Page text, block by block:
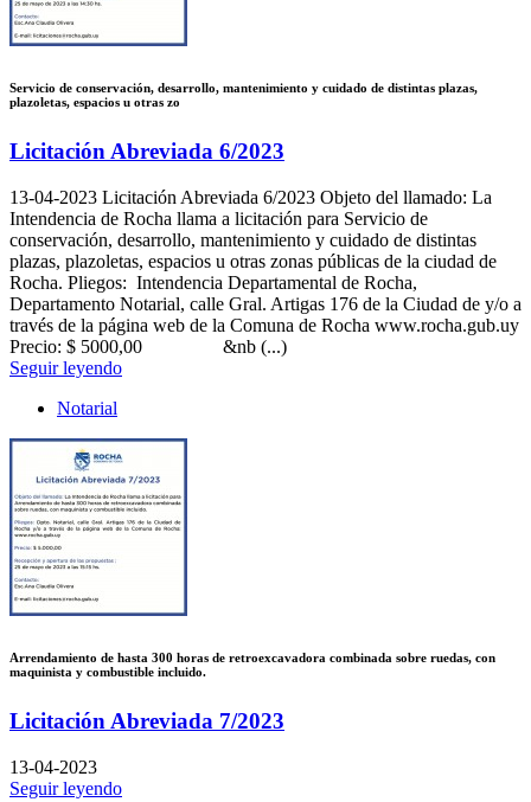
Servicio de conservación, desarrollo, mantenimiento y cuidado de distintas plazas,
plazoletas, espacios u otras zo
Licitación Abreviada 6/2023
13-04-2023 Licitación Abreviada 6/2023 Objeto del llamado: La
Intendencia de Rocha llama a licitación para Servicio de
conservación, desarrollo, mantenimiento y cuidado de distintas
plazas, plazoletas, espacios u otras zonas públicas de la ciudad de
Rocha. Pliegos: Intendencia Departamental de Rocha,
Departamento Notarial, calle Gral. Artigas 176 de la Ciudad de y/o a
través de la página web de la Comuna de Rocha www.rocha.gub.uy
Precio: $ 5000,00 &nb (...)
Seguir leyendo
Notarial
Arrendamiento de hasta 300 horas de retroexcavadora combinada sobre ruedas, con
maquinista y combustible incluido.
Licitación Abreviada 7/2023
13-04-2023
Seguir leyendo